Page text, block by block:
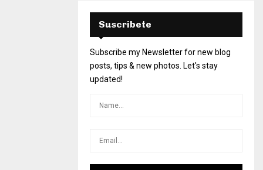
Suscribete
Subscribe my Newsletter for new blog
posts, tips & new photos. Let's stay
updated!